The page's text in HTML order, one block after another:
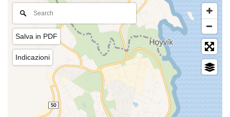
Salva in PDF
Indicazioni